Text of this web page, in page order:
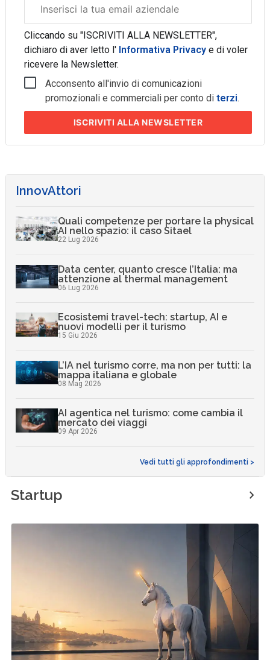
aziendale
Cliccando su "ISCRIVITI ALLA NEWSLETTER",
dichiaro di aver letto l' Informativa Privacye di voler
ricevere la Newsletter.
Acconsento all'invio di comunicazioni
promozionali e commerciali per conto diterzi.
ISCRIVITI ALLA NEWSLETTER
InnovAttori
Quali competenze per portare la physical
AI nello spazio: il caso Sitael
22 Lug 2026
Data center, quanto cresce l’Italia: ma
attenzione al thermal management
06 Lug 2026
Ecosistemi travel-tech: startup, AI e
nuovi modelli per il turismo
15 Giu 2026
L’IA nel turismo corre, ma non per tutti: la
mappa italiana e globale
08 Mag 2026
AI agentica nel turismo: come cambia il
mercato dei viaggi
09 Apr 2026
Vedi tutti gli approfondimenti >
Startup